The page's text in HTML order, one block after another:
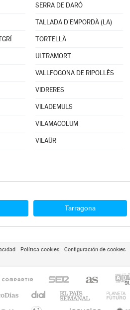
SERRA DE DARÓ
TALLADA D'EMPORDÀ (LA)
TORTELLÀ
ULTRAMORT
VALLFOGONA DE RIPOLLÈS
VIDRERES
VILADEMULS
VILAMACOLUM
VILAÜR
Tarragona
Política cookies Configuración de cookies